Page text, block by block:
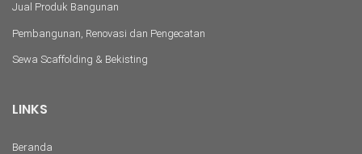
Jual Produk Bangunan
Pembangunan, Renovasi dan Pengecatan
Sewa Scaffolding & Bekisting
LINKS
Beranda